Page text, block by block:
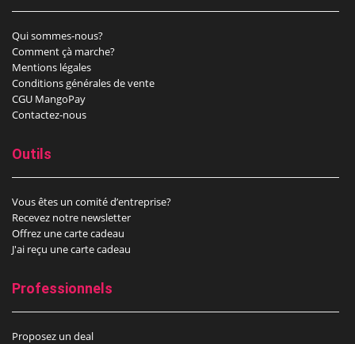
Qui sommes-nous?
Comment çà marche?
Mentions légales
Conditions générales de vente
CGU MangoPay
Contactez-nous
Outils
Vous êtes un comité d’entreprise?
Recevez notre newsletter
Offrez une carte cadeau
J'ai reçu une carte cadeau
Professionnels
Proposez un deal